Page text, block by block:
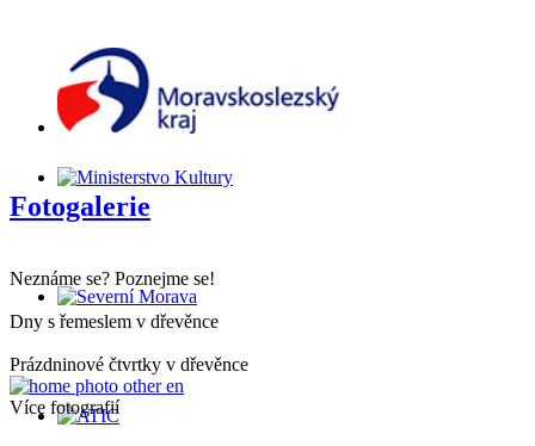
Fotogalerie
Neznáme se? Poznejme se!
Dny s řemeslem v dřevěnce
Prázdninové čtvrtky v dřevěnce
Více fotografií